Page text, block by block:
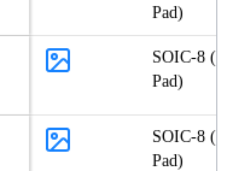
Pad)
SOIC-8
Pad)
SOIC-8
Pad)